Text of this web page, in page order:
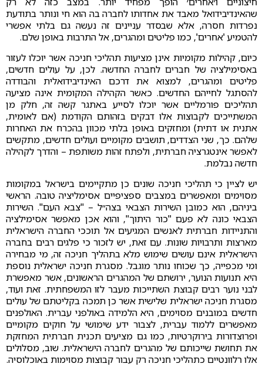
שהאינדיבידואל מאבד את אחדותו לחברה בה הוא חי ונותר בתודעת
נפרדות חסרה, אלא שבסדר עניינים זה נעשה גם בלתי אפשרי
להטמיע 'אחרים', כמו פליטים ומהגרים, אל התרבות באופן שלם.
כיום, קהילות מקומיות אינן מציעות תהליכי חניכה אשר יוכלו לעזור
באסימילציה של חברים לחברה החדשה. לכן, על עולים חדשים,
פליטים ומהגרים, למצוא את דרכם האינדיבידואלית והבודדה
להסתגל לחייהם החדשים. כאשר הקהילה המקומית אינה מציעה
תהליכים פורמליים אשר יוכלו לסייע באתגר קשה זה, חלק מן
המשתייכים לקבוצות אלו דבקים בזהותם הקודמת (אם לאומית,
אתנית או דתית) ומחזקים באופן בלתי מכוון בהכרח את האחרות
שלהם. כך, שני הצדדים, תושבים מקומיים ועולים חדשים, מתקשים
לאפשר אינטגרציה חברתית, ולפתח זהות משותפת – והדרך לקהילה
חדשה נבלמת.
יש לציין כי תהליכי חניכה שונים כן מתקיימים בישראל במקומות
מסוימים ומאפשרים במצבים ספציפיים אסימליציה טובה. הראשי
ביניהם, הוא כמובן השירות הצבאי בצה״ל – "צבא העם". השירות
הצבאי כונה לא פעם "כור היתוך", והוא אכן מאפשר אסימילציה
והתניידות חברתית לאנשים המגיעים אל תוככי החברה הישראלית
מארצות ותרבויות שונות. עם זאת, יש לזכור כי פלגים רבים בחברה
הישראלית אינם עושים שימוש מלא בתהליך חניכה זה, מי מבחירה
ומי מכפייה, כך שכוחו נותר מוגבל. מסגרת חניכה ישראלית נוספת
היא תנועות הנוער, ירושתם של המהגרים הראשונים, אשר מאפשרת
לבני נוער רבים קבוצת השתייכות מעבר לזו המשפחתית. זאת ועוד,
מסגרת חניכה ישראלית שלישית אשר כן תמכה בקליטתם של עולים
חדשים במובנים מסוימים, היא הלמידה באולפני עברית. האולפנים
מאפשרים ללמוד עברית, לצבור ידע שימושי על חוקים מקומיים
ופרוצדורות בירוקרטיות, כמו גם מציעים תכנית חברתית המחזקת
את תחושת שייכותם של מהגרים לחברה הישראלית. שוב, מסלולים
אלו רלוונטיים כתהליכי חניכה רק עבור קבוצות מסוימות באוכלוסיה.